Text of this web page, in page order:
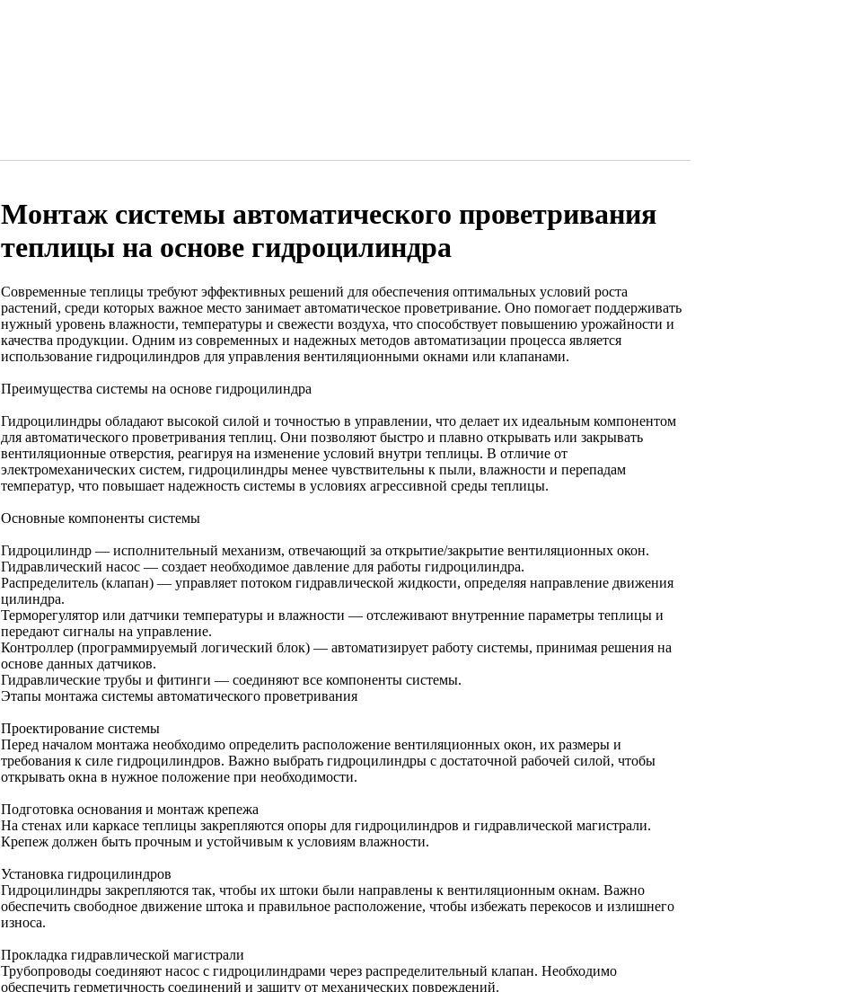
Монтаж системы автоматического проветривания
теплицы на основе гидроцилиндра
Современные теплицы требуют эффективных решений для обеспечения оптимальных условий роста
растений, среди которых важное место занимает автоматическое проветривание. Оно помогает поддерживать
нужный уровень влажности, температуры и свежести воздуха, что способствует повышению урожайности и
качества продукции. Одним из современных и надежных методов автоматизации процесса является
использование гидроцилиндров для управления вентиляционными окнами или клапанами.
Преимущества системы на основе гидроцилиндра
Гидроцилиндры обладают высокой силой и точностью в управлении, что делает их идеальным компонентом
для автоматического проветривания теплиц. Они позволяют быстро и плавно открывать или закрывать
вентиляционные отверстия, реагируя на изменение условий внутри теплицы. В отличие от
электромеханических систем, гидроцилиндры менее чувствительны к пыли, влажности и перепадам
температур, что повышает надежность системы в условиях агрессивной среды теплицы.
Основные компоненты системы
Гидроцилиндр — исполнительный механизм, отвечающий за открытие/закрытие вентиляционных окон.
Гидравлический насос — создает необходимое давление для работы гидроцилиндра.
Распределитель (клапан) — управляет потоком гидравлической жидкости, определяя направление движения
цилиндра.
Терморегулятор или датчики температуры и влажности — отслеживают внутренние параметры теплицы и
передают сигналы на управление.
Контроллер (программируемый логический блок) — автоматизирует работу системы, принимая решения на
основе данных датчиков.
Гидравлические трубы и фитинги — соединяют все компоненты системы.
Этапы монтажа системы автоматического проветривания
Проектирование системы
Перед началом монтажа необходимо определить расположение вентиляционных окон, их размеры и
требования к силе гидроцилиндров. Важно выбрать гидроцилиндры с достаточной рабочей силой, чтобы
открывать окна в нужное положение при необходимости.
Подготовка основания и монтаж крепежа
На стенах или каркасе теплицы закрепляются опоры для гидроцилиндров и гидравлической магистрали.
Крепеж должен быть прочным и устойчивым к условиям влажности.
Установка гидроцилиндров
Гидроцилиндры закрепляются так, чтобы их штоки были направлены к вентиляционным окнам. Важно
обеспечить свободное движение штока и правильное расположение, чтобы избежать перекосов и излишнего
износа.
Прокладка гидравлической магистрали
Трубопроводы соединяют насос с гидроцилиндрами через распределительный клапан. Необходимо
обеспечить герметичность соединений и защиту от механических повреждений.